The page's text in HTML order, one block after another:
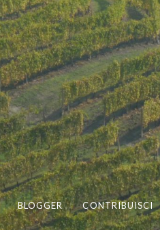
BLOGGER CONTRIBUISCI